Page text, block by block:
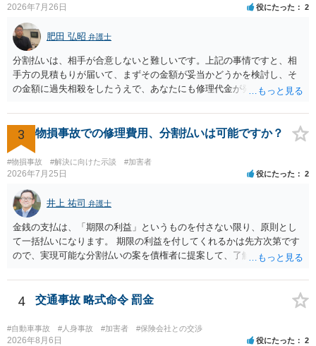
2026年7月26日 役にたった 2
肥田 弘昭 弁護士
分割払いは、相手が合意しないと難しいです。上記の事情ですと、相
手方の見積もりが届いて、まずその金額が妥当かどうかを検討し、そ
の金額に過失相殺をしたうえで、あなたにも修理代金が発生している
分割払いにしたいとの示談案を提案するのが良いかと思います。威圧
されるのであれば、斡旋、仲裁、民事調停を利用しては如何でしょう
か。ご参考にしてください。
3 物損事故での修理費用、分割払いは可能ですか？
#物損事故 #解決に向けた示談 #加害者
2026年7月25日 役にたった 2
井上 祐司 弁護士
金銭の支払は、「期限の利益」というものを付さない限り、原則とし
て一括払いになります。 期限の利益を付してくれるかは先方次第です
ので、実現可能な分割払いの案を債権者に提案して、了解してもらえ
4 交通事故 略式命令 罰金
#自動車事故 #人身事故 #加害者 #保険会社との交渉
2026年8月6日 役にたった 2